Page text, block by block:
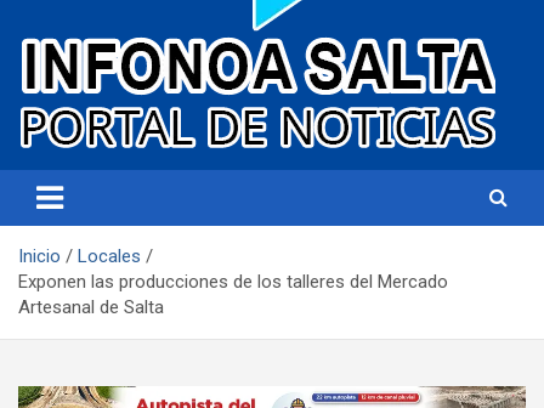
Infonoa Salta
Inicio
Locales
Exponen las producciones de los talleres del Mercado
Artesanal de Salta